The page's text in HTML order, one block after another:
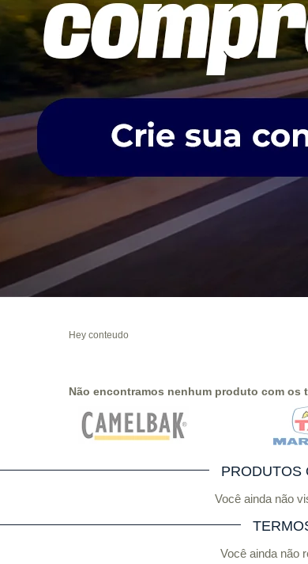
Hey conteudo
Não encontramos nenhum produto com os
PRODUTOS
Você ainda não
Você ainda não